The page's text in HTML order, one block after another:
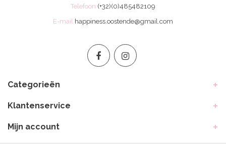
Telefoon (+32)(0)485482109
E-mail happiness.oostende@gmail.com
Categorieën
Klantenservice
Mijn account